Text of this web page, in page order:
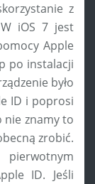
z
iOS 7 jest
Apple
po instalacji
było
ID i poprosi
nie znamy to
zrobić.
ID. Jeśli